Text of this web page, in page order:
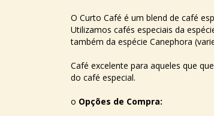
O Curto Café é um blend de café
Utilizamos cafés especiais da
também da espécie Canephora
Café excelente para aqueles que
do café especial.
o Opções de Compra: